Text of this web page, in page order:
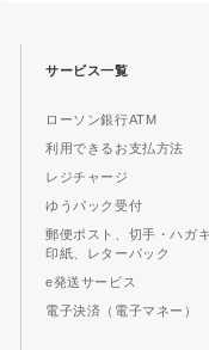
サービス一覧
ローソン銀行ATM
利用できるお支払方法
レジチャージ
ゆうパック受付
郵便ポスト、切手・ハガ
印紙、レターパック
e発送サービス
電子決済（電子マネー）